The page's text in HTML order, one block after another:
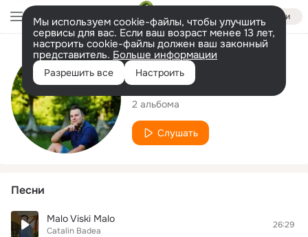
Войти
Мы используем cookie-файлы, чтобы улучшить
сервисы для вас. Если ваш возраст менее 13 лет,
настроить cookie-файлы должен ваш законный
представитель. Больше информации
Разрешить все Настроить
Исполнитель
Catalin Badea
2 альбома
Слушать
Песни
Malo Viski Malo
Catalin Badea
26:29